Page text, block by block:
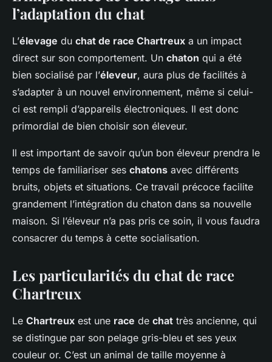
l’adaptation du chat
L’élevage du chat de race Chartreux a un impact
direct sur son comportement. Un chaton qui a été
bien socialisé par l’éleveur, aura plus de facilités à
s’adapter à un nouvel environnement, même si celui-
ci est rempli d’appareils électroniques. Il est donc
primordial de bien choisir son éleveur.
Il est important de savoir qu’un bon éleveur prendra le
temps de familiariser ses chatons avec différents
bruits, objets et situations. Ce travail précoce facilite
grandement l’intégration du chaton dans sa nouvelle
maison. Si l’éleveur n’a pas pris ce soin, il vous faudra
consacrer du temps à cette socialisation.
Les particularités du chat de race
Chartreux
Le Chartreux est une race de chat très ancienne, qui
se distingue par son pelage gris-bleu et ses yeux
couleur or. C’est un animal de taille moyenne à